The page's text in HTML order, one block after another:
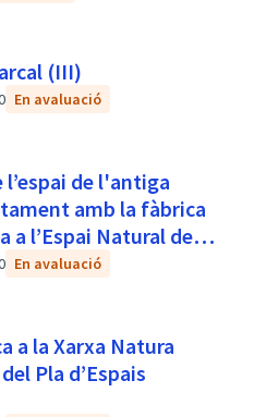
(III)
En avaluació
de l'antiga
amb la fàbrica
a l’Espai Natural del
En avaluació
a la Xarxa Natura
Pla d’Espais